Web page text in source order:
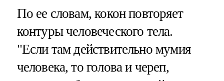
По ее словам, кокон повторяет
контуры человеческого тела.
"Если там действительно мумия
человека, то голова и череп,